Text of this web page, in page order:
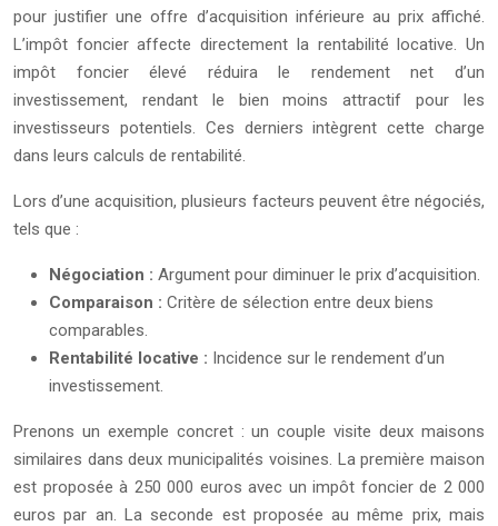
pour justifier une offre d’acquisition inférieure au prix affiché.
L’impôt foncier affecte directement la rentabilité locative. Un
impôt foncier élevé réduira le rendement net d’un
investissement, rendant le bien moins attractif pour les
investisseurs potentiels. Ces derniers intègrent cette charge
dans leurs calculs de rentabilité.
Lors d’une acquisition, plusieurs facteurs peuvent être négociés,
tels que :
Négociation : Argument pour diminuer le prix d’acquisition.
Comparaison : Critère de sélection entre deux biens
comparables.
Rentabilité locative : Incidence sur le rendement d’un
investissement.
Prenons un exemple concret : un couple visite deux maisons
similaires dans deux municipalités voisines. La première maison
est proposée à 250 000 euros avec un impôt foncier de 2 000
euros par an. La seconde est proposée au même prix, mais